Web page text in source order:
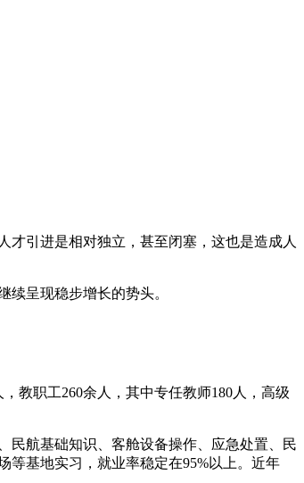
才引进是相对独立，甚至闭塞，这也是造成人
呈现稳步增长的势头。
教职工260余人，其中专任教师180人，高级
民航基础知识、客舱设备操作、应急处置、民
等基地实习，就业率稳定在95%以上。近年